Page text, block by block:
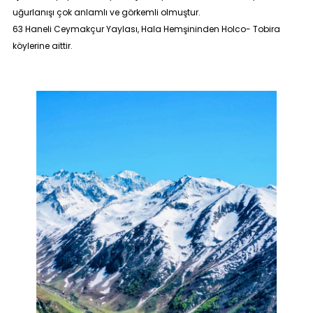
uğurlanışı çok anlamlı ve görkemli olmuştur.
63 Haneli Ceymakçur Yaylası, Hala Hemşininden Holco- Tobira
köylerine aittir.